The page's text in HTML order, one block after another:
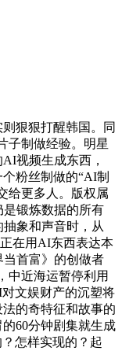
狠狠打醒韩国。同
子制做经验。明星
视频生成东西，
粉丝制做的“AI制
给更多人。版权属
锻炼数据的所有
象和声音时，从
在用AI东西表达本
首富》的创做者
中近海运暂停利用
文娱财产的沉塑将
的奇特征和故事的
60分钟剧集就生成
怎样实现的？起